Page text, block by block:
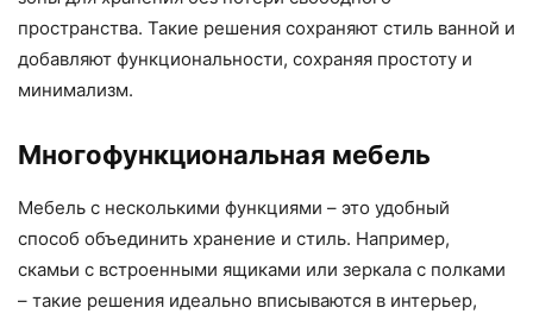
пространства. Такие решения сохраняют стиль ванной и
добавляют функциональности, сохраняя простоту и
минимализм.
Многофункциональная мебель
Мебель с несколькими функциями – это удобный
способ объединить хранение и стиль. Например,
скамьи с встроенными ящиками или зеркала с полками
– такие решения идеально вписываются в интерьер,